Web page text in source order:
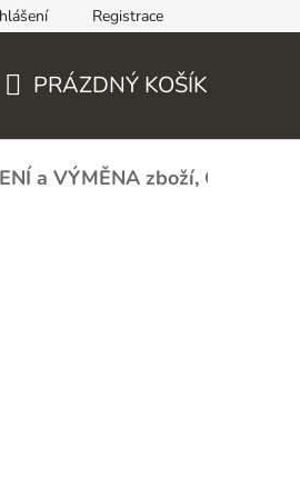
- zboží s vadouRegistrace
KOŠÍK
PRÁZDNÝ KOŠÍK
a VÝMĚNA zboží,